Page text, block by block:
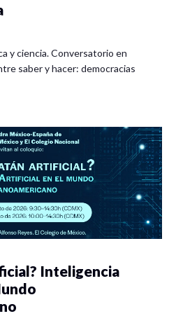
y ciencia. Conversatorio en
saber y hacer: democracias
Inteligencia